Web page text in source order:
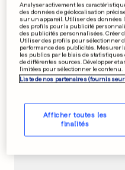
0
Analyser activement les
des données de géolocalisation
sur un appareil. Utiliser des données
des profils pour la publicité
des publicités personnalisées. Créer
Utiliser des profils pour sélectionner
performance des publicités. Mesurer
les publics par le biais de
de différentes sources. Développer et
limitées pour sélectionner le contenu.
Liste de nos partenaires
Afficher toutes les
finalités